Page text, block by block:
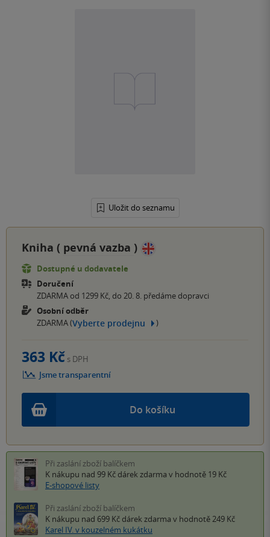
Uložit do seznamu
Kniha ( pevná vazba )
Dostupné u dodavatele
Doručení
ZDARMA od 1299 Kč, do 20. 8. předáme dopravci
Osobní odběr
ZDARMA (Vyberte prodejnu )
Do košíku
363 Kč s DPH
Jsme transparentní
Při zaslání zboží balíčkem
K nákupu nad 99 Kč dárek zdarma v hodnotě 19 Kč
E-shopové listy
Při zaslání zboží balíčkem
K nákupu nad 699 Kč dárek zdarma v hodnotě 249 Kč
Karel IV. v kouzelném kukátku